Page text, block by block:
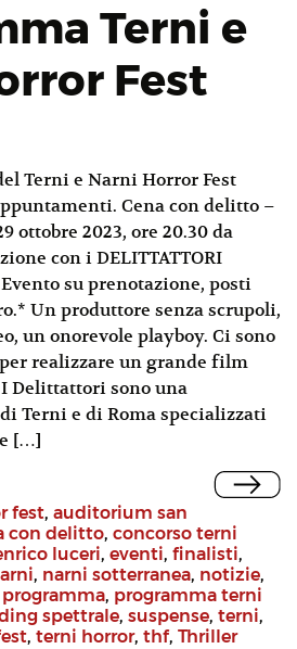
Terni e
Fest
Terni e Narni Horror Fest
Cena con delitto –
ottobre 2023, ore 20.30 da
con i DELITTATTORI
su prenotazione, posti
Un produttore senza scrupoli,
un onorevole playboy. Ci sono
realizzare un grande film
Delittattori sono una
Terni e di Roma specializzati
[…]
fest, auditorium san
con delitto, concorso terni
luceri, eventi, finalisti,
, narni sotterranea, notizie,
programma, programma terni
spettrale, suspense, terni,
, terni horror, thf, Thriller